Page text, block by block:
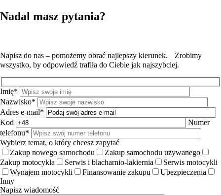
Nadal masz pytania?
Napisz do nas – pomożemy obrać najlepszy kierunek. Zrobimy
wszystko, by odpowiedź trafiła do Ciebie jak najszybciej.
Imię*
Nazwisko*
Adres e-mail*
Kod
Numer
telefonu*
Wybierz temat, o który chcesz zapytać
Zakup nowego samochodu
Zakup samochodu używanego
Zakup motocykla
Serwis i blacharnio-lakiernia
Serwis motocykli
Wynajem motocykli
Finansowanie zakupu
Ubezpieczenia
Inny
Napisz wiadomość